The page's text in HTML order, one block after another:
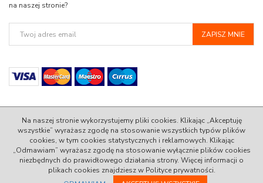
na naszej stronie?
© 2022 AlleStandard.pl - 100% Zadowolenia w Standardzie.
InfoSerwis-oprogramowanie sklepu internetowego
Na naszej stronie wykorzystujemy pliki cookies. Klikając „Akceptuję
wszystkie” wyrażasz zgodę na stosowanie wszystkich typów plików
cookies, w tym cookies statystycznych i reklamowych. Klikając
„Odmawiam” wyrażasz zgodę na stosowanie wyłącznie plików cookies
niezbędnych do prawidłowego działania strony. Więcej informacji o
plikach cookies znajdziesz w Polityce prywatności.